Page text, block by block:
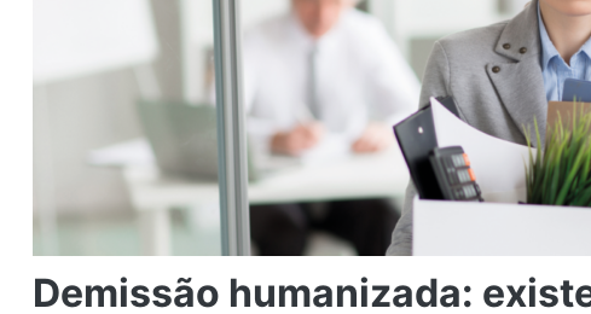
Demissão humanizada: